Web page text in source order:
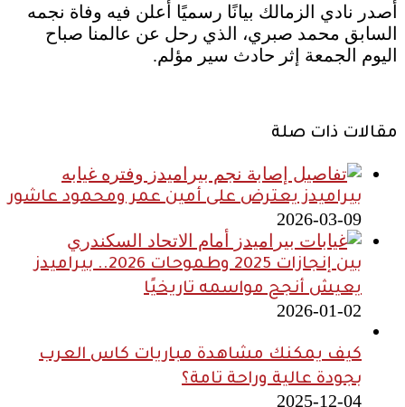
أصدر نادي الزمالك بيانًا رسميًا أعلن فيه وفاة نجمه
السابق محمد صبري، الذي رحل عن عالمنا صباح
اليوم الجمعة إثر حادث سير مؤلم.
مقالات ذات صلة
بيراميدز يعترض على أمين عمر ومحمود عاشور
2026-03-09
بين إنجازات 2025 وطموحات 2026.. بيراميدز
يعيش أنجح مواسمه تاريخيًا
2026-01-02
كيف يمكنك مشاهدة مباريات كاس العرب
بجودة عالية وراحة تامة؟
2025-12-04